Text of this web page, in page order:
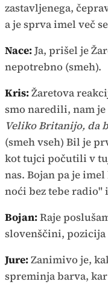
zastavljenega,
a je sprva imel več
Nace:Ja, prišel je
nepotrebno (smeh).
Kris:Žaretova
smo naredili, nam je
Veliko Britanijo, da
(smeh vseh) Bil je
kot tujci počutili v
nas. Bojan pa je
noći bez tebe radio"
Bojan:Raje
slovenščini, pozicija
Jure:Zanimivo je,
spreminja barva,